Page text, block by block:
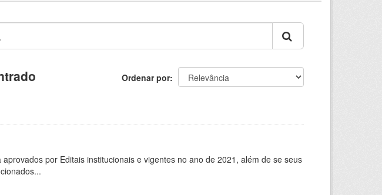
Ordenar por
por Editais institucionais e vigentes no ano de 2021, além de se seus